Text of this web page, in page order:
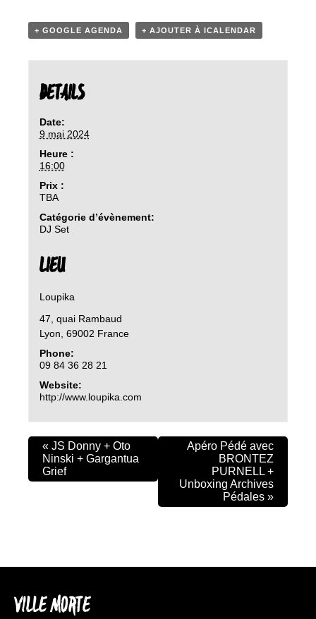
+ GOOGLE AGENDA + AJOUTER À ICALENDAR
DETAILS
Date:
9 mai 2024
Heure :
16:00
Prix :
TBA
Catégorie d’évènement:
DJ Set
LIEU
Loupika
47, quai Rambaud
Lyon 69002 France
Phone:
09 84 36 28 21
Website:
http://www.loupika.com
« JS Donny + Oto
Ninski + Gargantua
Grief
Apéro Pédé avec
BRONTEZ
PURNELL +
Unboxing Archives
Pédales »
VILLE MORTE